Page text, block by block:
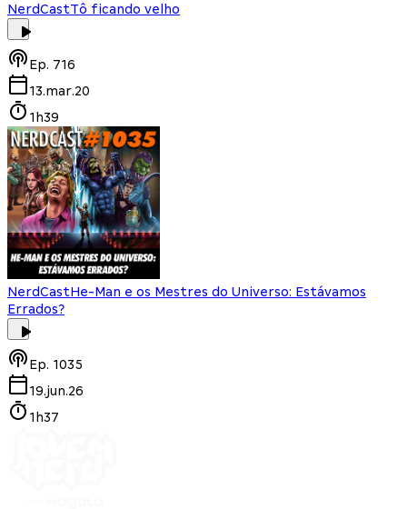
NerdCastTô ficando velho
Ep. 716
13.mar.20
1h39
NerdCastHe-Man e os Mestres do Universo: Estávamos
Errados?
Ep. 1035
19.jun.26
1h37